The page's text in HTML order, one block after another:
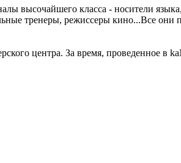
высочайшего класса - носители
тренеры, режиссеры кино...Все они
центра. За время, проведенное в